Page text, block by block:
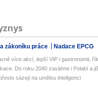
zákoníku práce Nadace EPCG
více akcí, lepší VIP i gastronomii,
Do roku 2040 zasáhne i Polabí a
sázejí na umělou inteligenci